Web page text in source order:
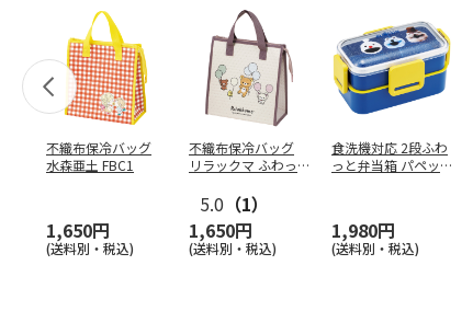
不織布保冷バッグ
水森亜土 FBC1
1,650円
(送料別・税込)
不織布保冷バッグ
リラックマ ふわっ
5.0 （1）
1,650円
(送料別・税込)
食洗機対応 2段ふわ
っと弁当箱 パペッ
1,980円
(送料別・税込)